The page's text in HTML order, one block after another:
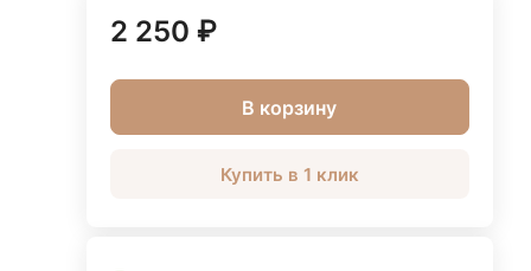
2 250 ₽
В корзину
Купить в 1 клик